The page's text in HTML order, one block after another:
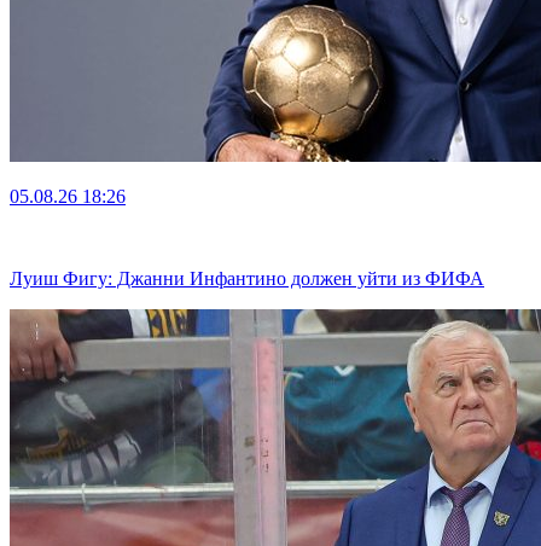
05.08.26 18:26
Луиш Фигу: Джанни Инфантино должен уйти из ФИФА